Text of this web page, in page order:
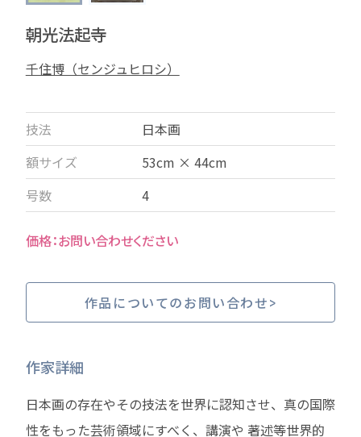
朝光法起寺
千住博（センジュヒロシ）
技法
日本画
額サイズ
53cm × 44cm
号数
4
お問い合わせください
作品についてのお問い合わせ
作家詳細
日本画の存在やその技法を世界に認知させ、真の国際
性をもった芸術領域にすべく、講演や 著述等世界的